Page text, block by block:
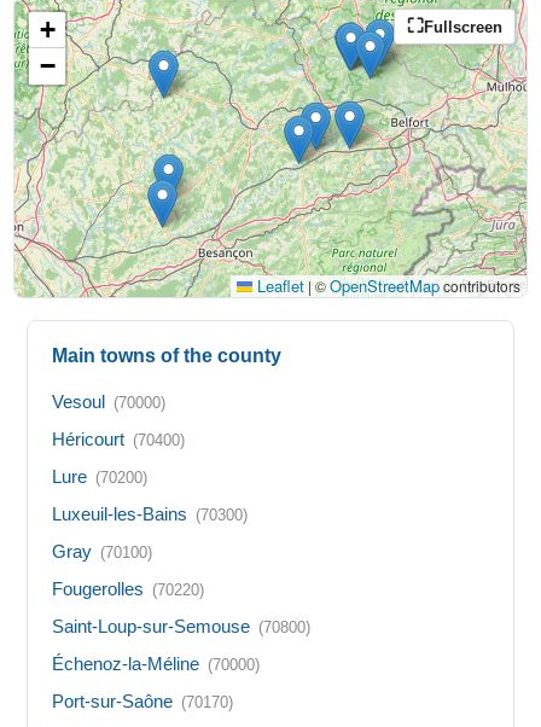
Fullscreen
+
−
Leaflet | ©OpenStreetMapcontributors
Main towns of the county
Vesoul (70000)
Héricourt (70400)
Lure (70200)
Luxeuil-les-Bains (70300)
Gray (70100)
Fougerolles (70220)
Saint-Loup-sur-Semouse (70800)
Échenoz-la-Méline (70000)
Port-sur-Saône (70170)